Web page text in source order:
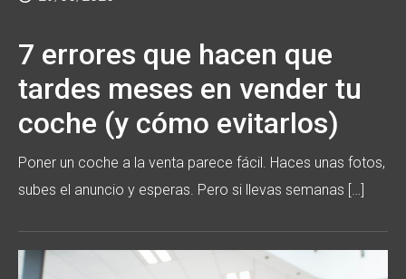
7 errores que hacen que
tardes meses en vender tu
coche (y cómo evitarlos)
Poner un coche a la venta parece fácil. Haces unas fotos,
subes el anuncio y esperas. Pero si llevas semanas […]